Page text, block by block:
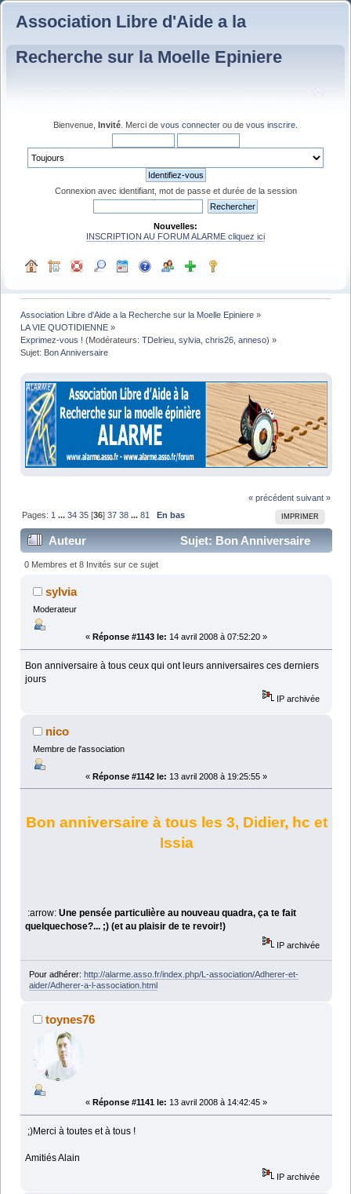
Association Libre d'Aide a la
Recherche sur la Moelle Epiniere
Bienvenue, Invité . Merci de vous connecter ou de vous inscrire
Connexion avec identifiant, mot de passe et durée de la session
Nouvelles:
INSCRIPTION AU FORUM ALARME cliquez ici
Association Libre d'Aide a la Recherche sur la Moelle Epiniere »
LA VIE QUOTIDIENNE »
Exprimez-vous ! (Modérateurs:TDelrieu ,sylvia ,chris26 ,anneso) »
Sujet: Bon Anniversaire
« précédent suivant »
IMPRIMER
Pages: 1 ...34 35 [36]37 38 ...81 En bas
Auteur
Sujet: Bon Anniversaire
(Lu 1211493 fois)
0 Membres et 8 Invités sur ce sujet
sylvia
Moderateur
« Réponse #1143 le: 14 avril 2008 à 07:52:20 »
Bon anniversaire à tous ceux qui ont leurs anniversaires ces derniers
jours
IP archivée
nico
Membre de l'association
« Réponse #1142 le: 13 avril 2008 à 19:25:55 »
Bon anniversaire à tous les 3, Didier, hc et
Issia
:arrow:Une pensée particulière au nouveau quadra, ça te fait
quelquechose?... ;) (et au plaisir de te revoir!)
IP archivée
Pour adhérer: http://alarme.asso.fr/index.php/L-association/Adherer-et-
aider/Adherer-a-l-association.html
toynes76
« Réponse #1141 le: 13 avril 2008 à 14:42:45 »
;)Merci à toutes et à tous !
Amitiés Alain
IP archivée